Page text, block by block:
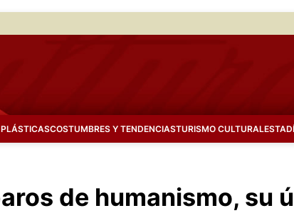
COSTUMBRES Y TENDENCIASTURISMO CULTURAL
de humanismo, su